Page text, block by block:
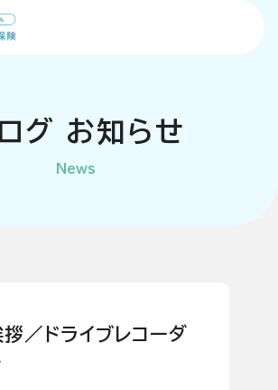
業
ロ グ お知 らせ
News
／ドライブレコーダ